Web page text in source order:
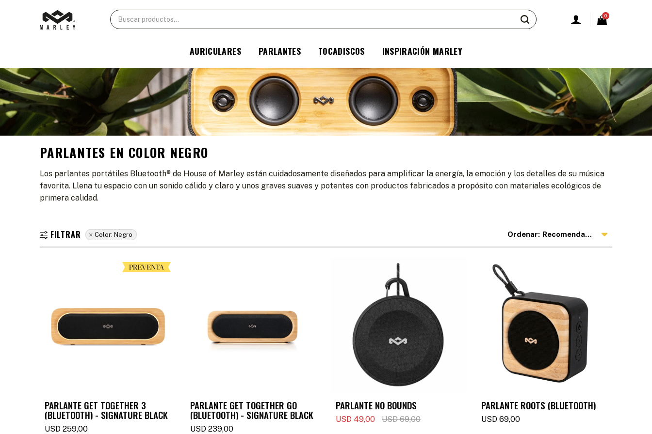
AURICULARES PARLANTES TOCADISCOS INSPIRACIÓN MARLEY
0
PARLANTES EN COLOR NEGRO
Los parlantes portátiles Bluetooth® de House of Marley están cuidadosamente diseñados para amplificar la energía, la emoción y los detalles de su música
favorita. Llena tu espacio con un sonido cálido y claro y unos graves suaves y potentes con productos fabricados a propósito con materiales ecológicos de
primera calidad.
Color: Negro Recomendados
PARLANTE GET TOGETHER 3
(BLUETOOTH) - SIGNATURE BLACK
USD 259,00
PARLANTE GET TOGETHER GO
(BLUETOOTH) - SIGNATURE BLACK
USD 239,00
PARLANTE NO BOUNDS
USD 49,00 USD 69,00
PARLANTE ROOTS (BLUETOOTH)
USD 69,00